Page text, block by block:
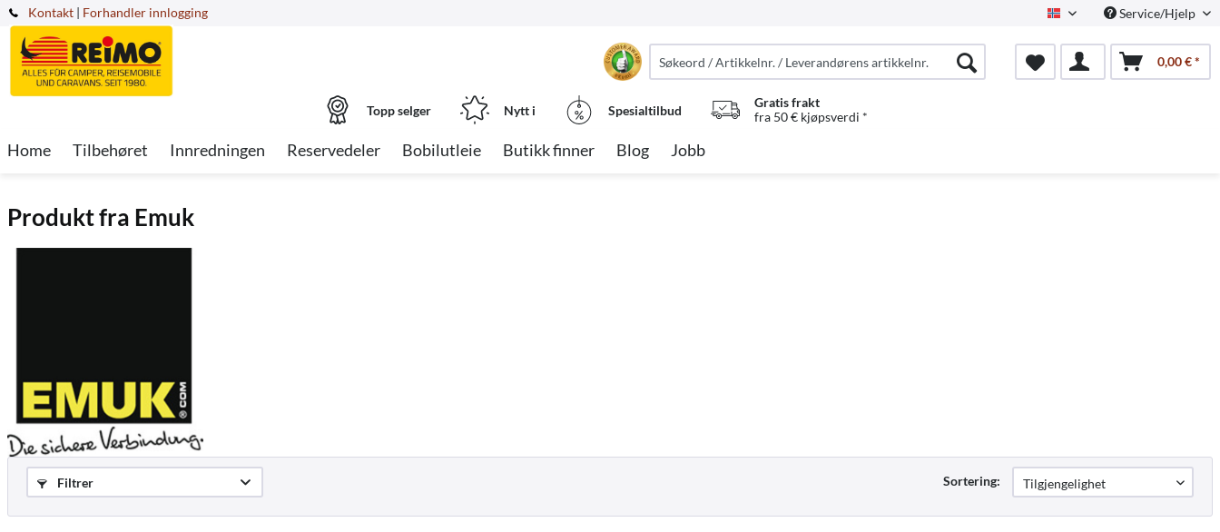
Kontakt NorwegianService/Hjelp
| Forhandler innlogging
0,00 € *
Topp selger Nytt i Spesialtilbud
Gratis frakt
fra 50 € kjøpsverdi *
Home Tilbehøret Innredningen Reservedeler Bobilutleie Butikk finner Blog Jobb
Produkt fra Emuk
Filtrer Sortering: